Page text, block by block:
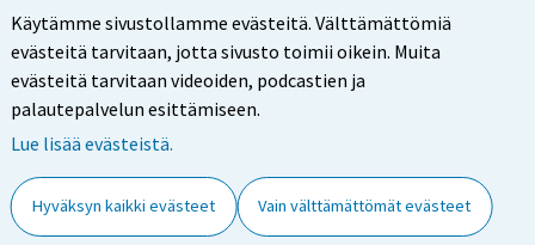
Käytämme sivustollamme evästeitä. Välttämättömiä
evästeitä tarvitaan, jotta sivusto toimii oikein. Muita
evästeitä tarvitaan videoiden, podcastien ja
palautepalvelun esittämiseen.
Lue lisää evästeistä.
Hyväksyn kaikki evästeet Vain välttämättömät evästeet